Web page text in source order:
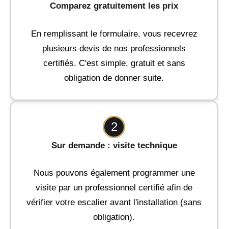
Comparez gratuitement les prix
En remplissant le formulaire, vous recevrez
plusieurs devis de nos professionnels
certifiés. C'est simple, gratuit et sans
obligation de donner suite.
2
Sur demande : visite technique
Nous pouvons également programmer une
visite par un professionnel certifié afin de
vérifier votre escalier avant l'installation (sans
obligation).